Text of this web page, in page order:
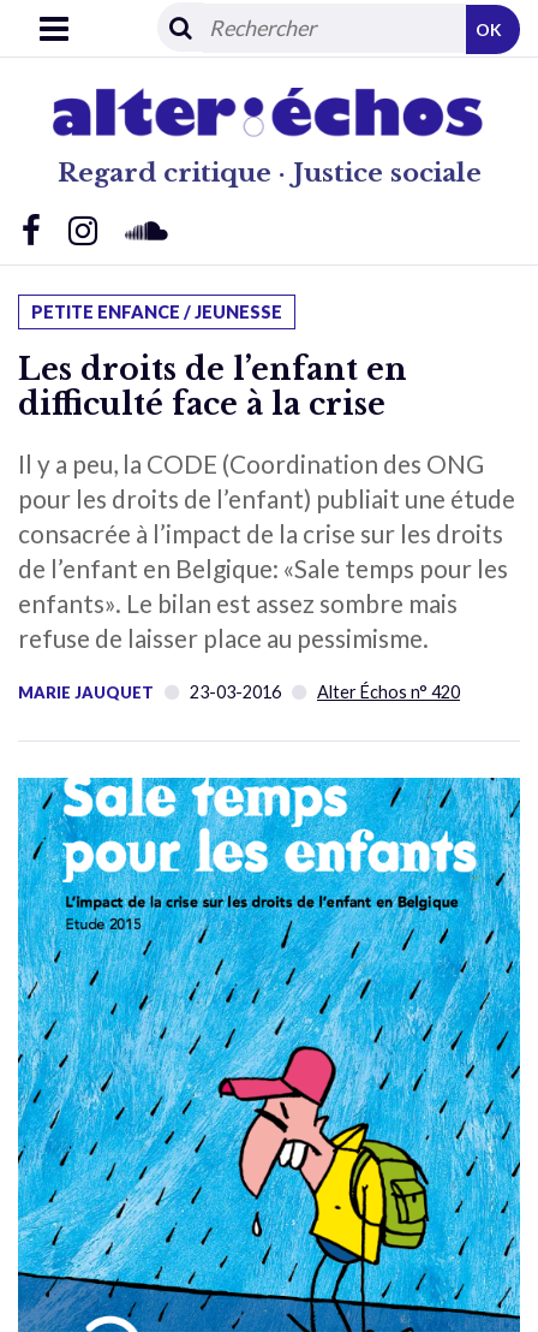
Regard critique · Justice sociale
OK
PETITE ENFANCE / JEUNESSE
Les droits de l’enfant en
difficulté face à la crise
Il y a peu, la CODE (Coordination des ONG
pour les droits de l’enfant) publiait une étude
consacrée à l’impact de la crise sur les droits
de l’enfant en Belgique: «Sale temps pour les
enfants». Le bilan est assez sombre mais
refuse de laisser place au pessimisme.
MARIE JAUQUET 23-03-2016 Alter Échos n° 420